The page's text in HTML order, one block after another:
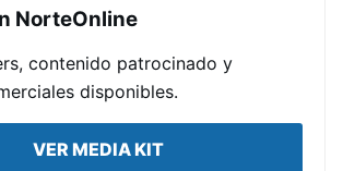
NorteOnline
contenido patrocinado y
disponibles.
VER MEDIA KIT